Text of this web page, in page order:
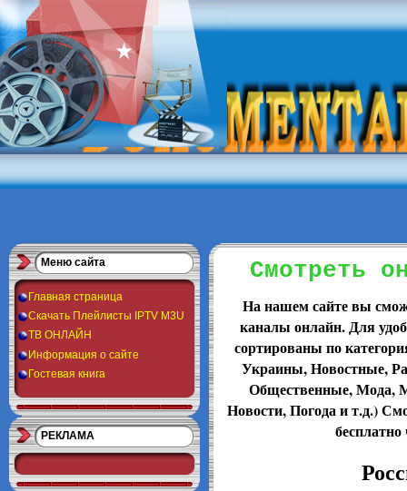
Меню сайта
Главная страница
Скачать Плейлисты IPTV M3U
ТВ ОНЛАЙН
Информация о сайте
Гостевая книга
РЕКЛАМА
Смотреть
На нашем сайте вы
каналы онлайн. Для
сортированы по
Украины, Новостные,
Общественные, Мода,
Новости, Погода и т.д.)
бесплатно